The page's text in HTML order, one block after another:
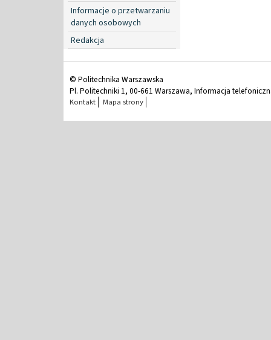
Informacje o przetwarzaniu
danych osobowych
Redakcja
© Politechnika Warszawska
Pl. Politechniki 1, 00-661 Warszawa, Informacja
Kontakt Mapa strony